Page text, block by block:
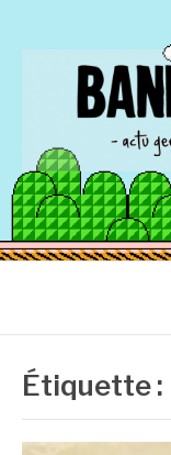
BAND
Actu Geek d'hier et
Étiquette :